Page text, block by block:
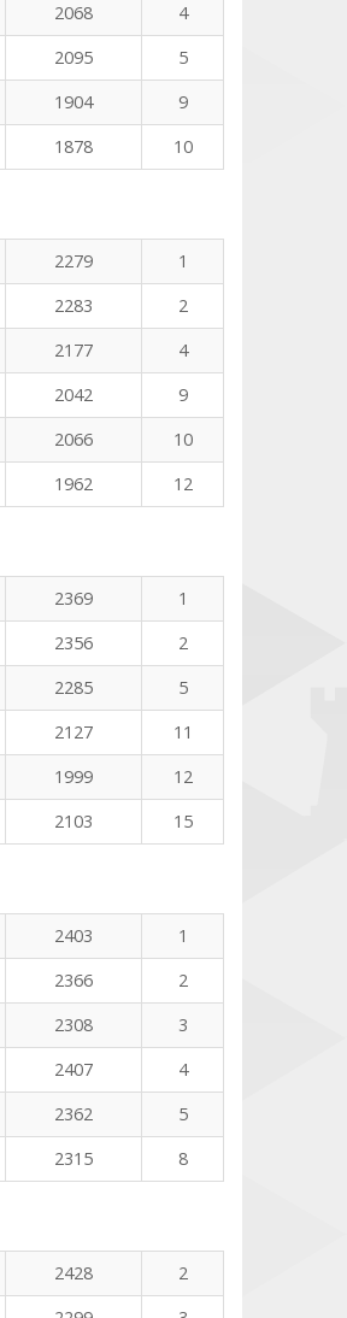
2068
4
2095
5
1904
9
1878 10
2279
1
2283
2
2177
4
2042
9
2066
10
1962 12
2369
1
2356
2
2285
5
2127
11
1999
12
2103 15
2403
1
2366
2
2308
3
2407
4
2362
5
2315 8
2428
2